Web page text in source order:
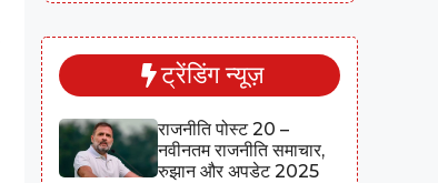
ट्रेंडिंग न्यूज़
राजनीति पोस्ट 20 –
नवीनतम राजनीति समाचार,
रुझान और अपडेट 2025